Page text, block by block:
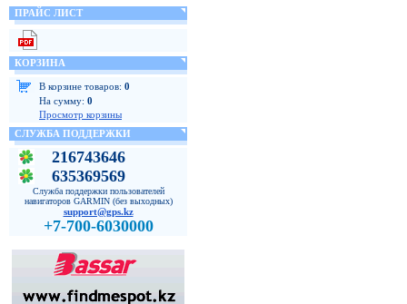
ПРАЙС ЛИСТ
КОРЗИНА
В корзине товаров: 0
На сумму: 0
Просмотр корзины
СЛУЖБА ПОДДЕРЖКИ
216743646
635369569
Служба поддержки пользователей
навигаторов GARMIN (без выходных)
support@gps.kz
+7-700-6030000